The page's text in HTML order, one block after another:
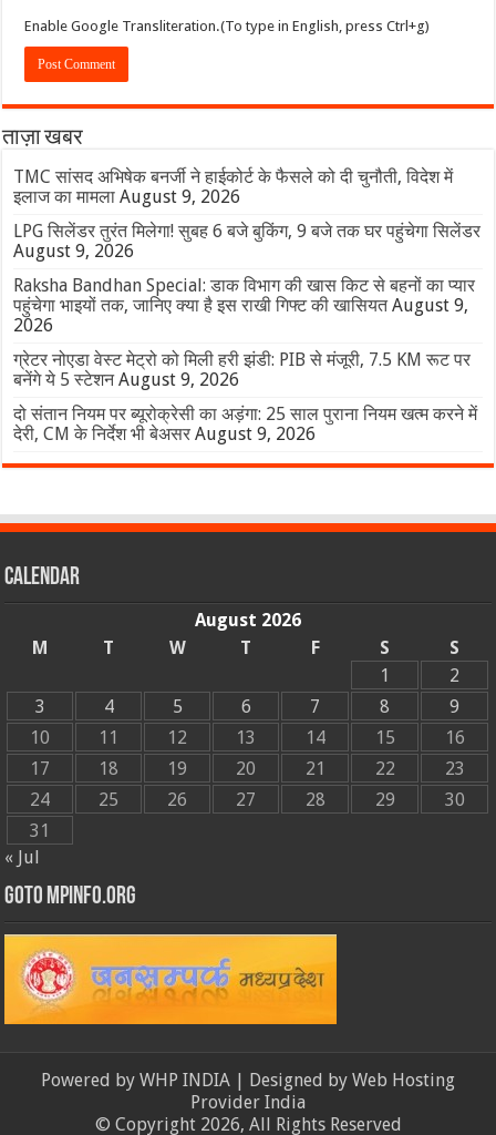
Enable Google Transliteration.(To type in English, press Ctrl+g)
ताज़ा खबर
TMC सांसद अभिषेक बनर्जी ने हाईकोर्ट के फैसले को दी चुनौती, विदेश में
इलाज का मामला August 9, 2026
LPG सिलेंडर तुरंत मिलेगा! सुबह 6 बजे बुकिंग, 9 बजे तक घर पहुंचेगा सिलेंडर
August 9, 2026
Raksha Bandhan Special: डाक विभाग की खास किट से बहनों का प्यार
पहुंचेगा भाइयों तक, जानिए क्या है इस राखी गिफ्ट की खासियत August 9,
2026
ग्रेटर नोएडा वेस्ट मेट्रो को मिली हरी झंडी: PIB से मंजूरी, 7.5 KM रूट पर
बनेंगे ये 5 स्टेशन August 9, 2026
दो संतान नियम पर ब्यूरोक्रेसी का अड़ंगा: 25 साल पुराना नियम खत्म करने में
देरी, CM के निर्देश भी बेअसर August 9, 2026
Calendar
August 2026
M
T W T F S
S
1
2
3
4 5 6 7 8
9
10
11 12 13 14 15
16
17
18 19 20 21 22
23
24
25 26 27 28 29
30
31
« Jul
GOTO MPINFO.ORG
Powered by WHP INDIA | Designed by Web Hosting
Provider India
© Copyright 2026, All Rights Reserved